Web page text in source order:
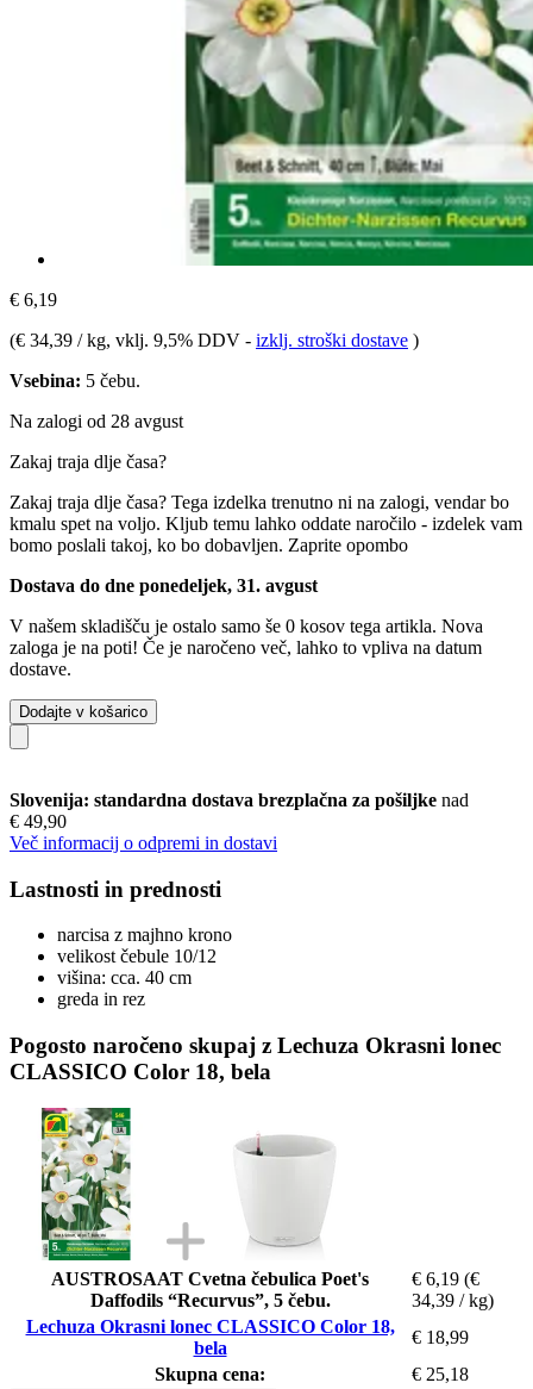
€ 6,19
(€ 34,39 / kg, vklj. 9,5% DDV - izklj. stroški dostave )
Vsebina: 5 čebu.
Na zalogi od 28 avgust
Zakaj traja dlje časa?
Zakaj traja dlje časa? Tega izdelka trenutno ni na zalogi, vendar bo
kmalu spet na voljo. Kljub temu lahko oddate naročilo - izdelek vam
bomo poslali takoj, ko bo dobavljen. Zaprite opombo
Dostava do dne ponedeljek, 31. avgust
V našem skladišču je ostalo samo še 0 kosov tega artikla. Nova
zaloga je na poti! Če je naročeno več, lahko to vpliva na datum
dostave.
Dodajte v košarico
Slovenija: standardna dostava brezplačna za pošiljke nad
€ 49,90
Več informacij o odpremi in dostavi
Lastnosti in prednosti
narcisa z majhno krono
velikost čebule 10/12
višina: cca. 40 cm
greda in rez
Pogosto naročeno skupaj z Lechuza Okrasni lonec
CLASSICO Color 18, bela
AUSTROSAAT Cvetna čebulica Poet's
Daffodils “Recurvus”, 5 čebu.
€ 6,19 (€
34,39 / kg)
Lechuza Okrasni lonec CLASSICO Color 18,
bela
€ 18,99
Skupna cena:
€ 25,18